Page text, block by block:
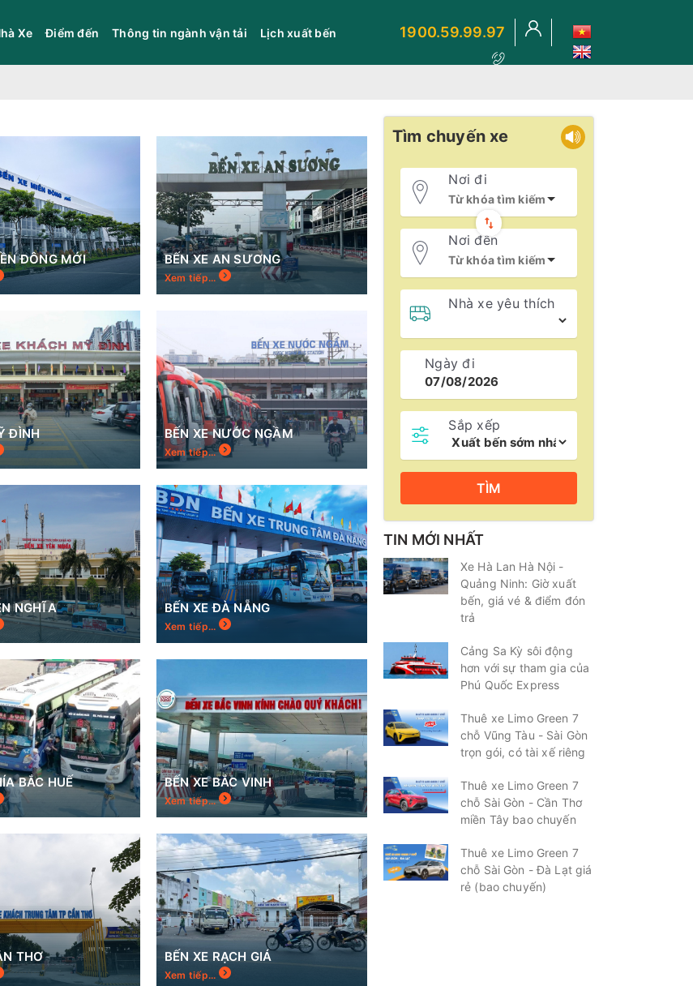
Xe Điểm đến Thông tin ngành vận tải Lịch xuất bến 1900.59.99.97
ĐÔNG MỚI BẾN XE AN SƯƠNG
Xem tiếp...
ĐÌNH BẾN XE NƯỚC NGẦM
Xem tiếp...
NGHĨA BẾN XE ĐÀ NẴNG
Xem tiếp...
BẮC HUẾ BẾN XE BẮC VINH
Xem tiếp...
THƠ BẾN XE RẠCH GIÁ
Xem tiếp...
Tìm chuyến xe
Nơi đi
Nơi đến
Nhà xe yêu thích
Ngày đi
Sắp xếp
TÌM
TIN MỚI NHẤT
Xe Hà Lan Hà Nội -
Quảng Ninh: Giờ xuất
bến, giá vé & điểm đón
trả
Cảng Sa Kỳ sôi động
hơn với sự tham gia của
Phú Quốc Express
Thuê xe Limo Green 7
chỗ Vũng Tàu - Sài Gòn
trọn gói, có tài xế riêng
Thuê xe Limo Green 7
chỗ Sài Gòn - Cần Thơ
miền Tây bao chuyến
Thuê xe Limo Green 7
chỗ Sài Gòn - Đà Lạt giá
rẻ (bao chuyến)